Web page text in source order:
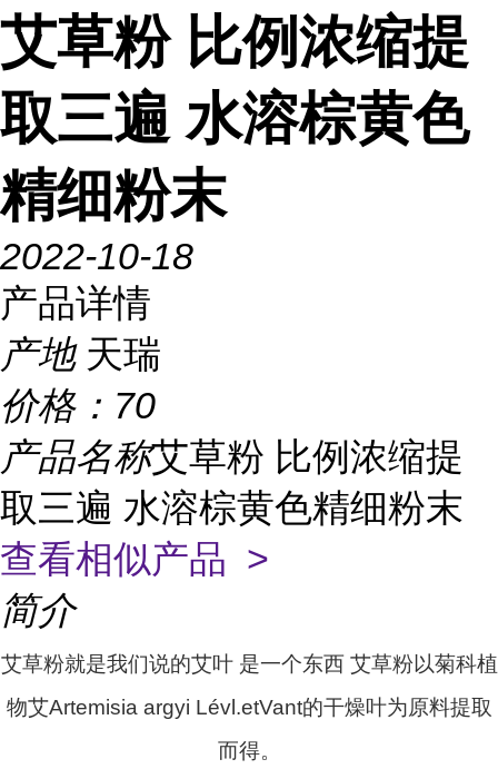
艾草粉 比例浓缩提
取三遍 水溶棕黄色
精细粉末
2022-10-18
产品详情
产地 天瑞
价格： 70
产品名称艾草粉 比例浓缩提
取三遍 水溶棕黄色精细粉末
查看相似产品 >
简介
艾草粉就是我们说的艾叶 是一个东西 艾草粉以菊科植
物艾Artemisia argyi Lévl.etVant的干燥叶为原料提取
而得。